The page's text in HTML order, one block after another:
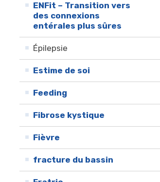
ENFit – Transition vers
des connexions
entérales plus sûres
Épilepsie
Estime de soi
Feeding
Fibrose kystique
Fièvre
fracture du bassin